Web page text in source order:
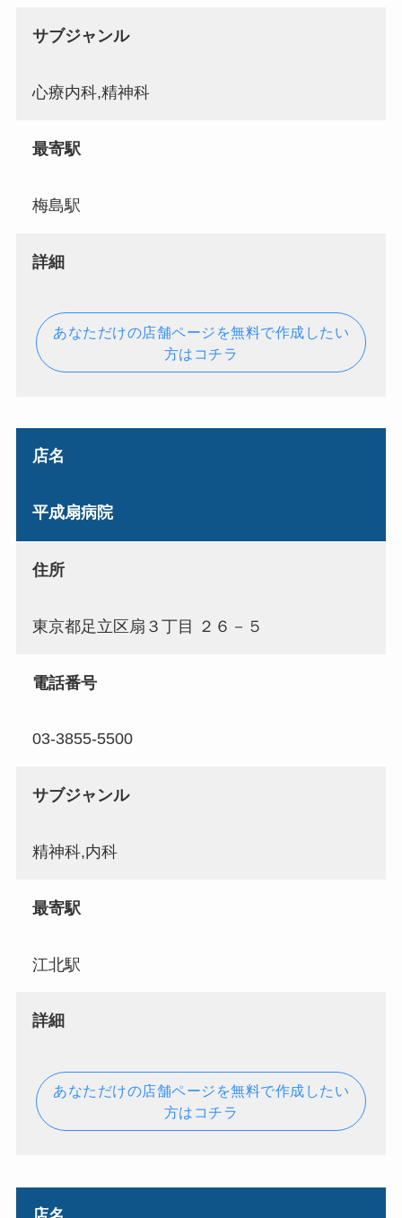
サブジャンル
心療内科,精神科
最寄駅
梅島駅
詳細
あなただけの店舗ページを無料で作成したい
方はコチラ
店名
平成扇病院
住所
東京都足立区扇３丁目 ２６－５
電話番号
03-3855-5500
サブジャンル
精神科,内科
最寄駅
江北駅
詳細
あなただけの店舗ページを無料で作成したい
方はコチラ